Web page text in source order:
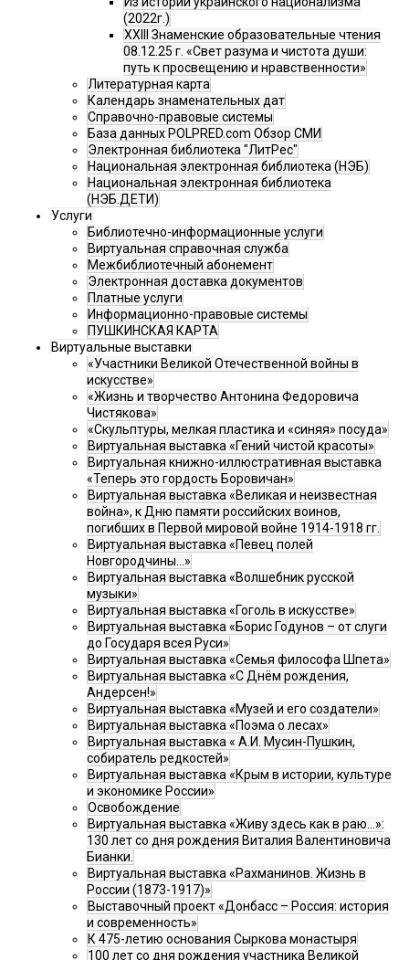
(2022г.)
XXIII Знаменские образовательные чтения
08.12.25 г. «Свет разума и чистота души:
путь к просвещению и нравственности»
Литературная карта
Календарь знаменательных дат
Справочно-правовые системы
База данных POLPRED.com Обзор СМИ
Электронная библиотека "ЛитРес"
Национальная электронная библиотека (НЭБ)
Национальная электронная библиотека
(НЭБ.ДЕТИ)
Услуги
Библиотечно-информационные услуги
Виртуальная справочная служба
Межбиблиотечный абонемент
Электронная доставка документов
Платные услуги
Информационно-правовые системы
ПУШКИНСКАЯ КАРТА
Виртуальные выставки
«Участники Великой Отечественной войны в
искусстве»
«Жизнь и творчество Антонина Федоровича
Чистякова»
«Скульптуры, мелкая пластика и «синяя» посуда»
Виртуальная выставка «Гений чистой красоты»
Виртуальная книжно-иллюстративная выставка
«Теперь это гордость Боровичан»
Виртуальная выставка «Великая и неизвестная
война», к Дню памяти российских воинов,
погибших в Первой мировой войне 1914-1918 гг.
Виртуальная выставка «Певец полей
Новгородчины…»
Виртуальная выставка «Волшебник русской
музыки»
Виртуальная выставка «Гоголь в искусстве»
Виртуальная выставка «Борис Годунов – от слуги
до Государя всея Руси»
Виртуальная выставка «Семья философа Шпета»
Виртуальная выставка «С Днём рождения,
Андерсен!»
Виртуальная выставка «Музей и его создатели»
Виртуальная выставка «Поэма о лесах»
Виртуальная выставка « А.И. Мусин-Пушкин,
собиратель редкостей»
Виртуальная выставка «Крым в истории, культуре
и экономике России»
Освобождение
Виртуальная выставка «Живу здесь как в раю…»:
130 лет со дня рождения Виталия Валентиновича
Бианки.
Виртуальная выставка «Рахманинов. Жизнь в
России (1873-1917)»
Выставочный проект «Донбасс – Россия: история
и современность»
К 475-летию основания Сыркова монастыря
100 лет со дня рождения участника Великой